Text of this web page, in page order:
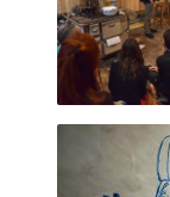
2022 juillet
2022 juin
2022 mai
1er décembre